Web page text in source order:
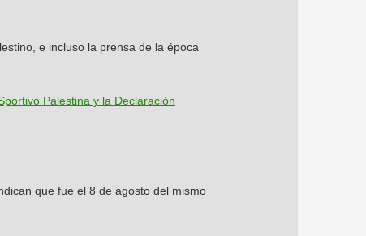
e incluso la prensa de la época
Palestina y la Declaración
que fue el 8 de agosto del mismo